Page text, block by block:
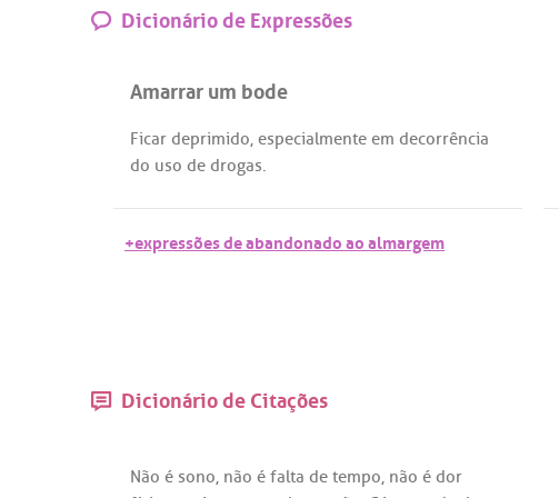
Dicionário de Expressões
Amarrar um bode
Ficar deprimido, especialmente em decorrência
do uso de drogas.
+expressões de abandonado ao almargem
Dicionário de Citações
Não é sono, não é falta de tempo, não é dor